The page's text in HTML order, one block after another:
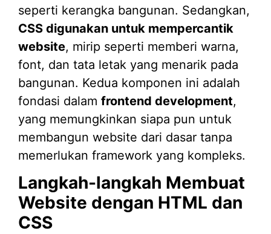
seperti kerangka bangunan. Sedangkan,
CSS digunakan untuk mempercantik
website, mirip seperti memberi warna,
font, dan tata letak yang menarik pada
bangunan. Kedua komponen ini adalah
fondasi dalam frontend development,
yang memungkinkan siapa pun untuk
membangun website dari dasar tanpa
memerlukan framework yang kompleks.
Langkah-langkah Membuat
Website dengan HTML dan
CSS